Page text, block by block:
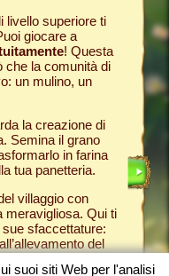
livello superiore ti
giocare a
! Questa
che la comunità di
un mulino, un
la creazione di
Semina il grano
in farina
tua panetteria.
villaggio con
meravigliosa. Qui ti
sue sfaccettature:
del
Tutto
nella
Per
nella
Come
ti
che
gran
creato
My
gioco
suoi siti Web per l'analisi